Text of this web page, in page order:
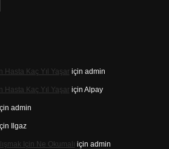
Hasta Kaç Yıl Yaşariçin admin
Hasta Kaç Yıl Yaşariçin Alpay
admin
Ilgaz
Için Ne Okumalı için admin